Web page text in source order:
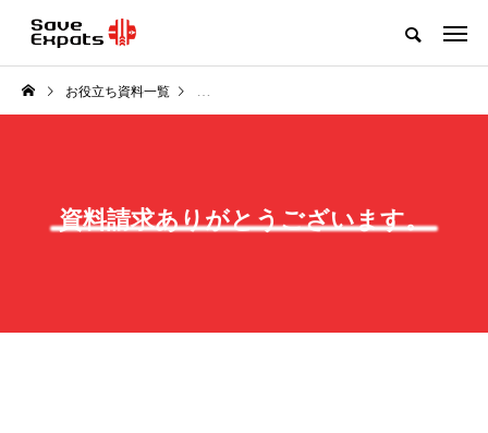
お役立ち資料一覧 2025.03.27開催：海外駐在員のための「乳幼児
資料請求ありがとうございます。